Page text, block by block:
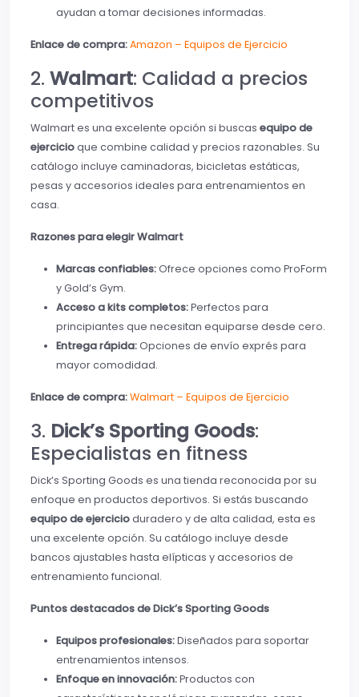
ayudan a tomar decisiones informadas.
Enlace de compra:Amazon – Equipos de Ejercicio
2. Walmart: Calidad a precios
competitivos
Walmart es una excelente opción si buscas equipo de
ejercicioque combine calidad y precios razonables. Su
catálogo incluye caminadoras, bicicletas estáticas,
pesas y accesorios ideales para entrenamientos en
casa.
Razones para elegir Walmart
Marcas confiables:Ofrece opciones como ProForm
y Gold’s Gym.
Acceso a kits completos:Perfectos para
principiantes que necesitan equiparse desde cero.
Entrega rápida:Opciones de envío exprés para
mayor comodidad.
Enlace de compra:Walmart – Equipos de Ejercicio
3. Dick’s Sporting Goods:
Especialistas en fitness
Dick’s Sporting Goods es una tienda reconocida por su
enfoque en productos deportivos. Si estás buscando
equipo de ejercicioduradero y de alta calidad, esta es
una excelente opción. Su catálogo incluye desde
bancos ajustables hasta elípticas y accesorios de
entrenamiento funcional.
Puntos destacados de Dick’s Sporting Goods
Equipos profesionales:Diseñados para soportar
entrenamientos intensos.
Enfoque en innovación:Productos con